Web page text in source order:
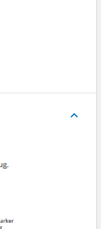
keyboard_arrow_up